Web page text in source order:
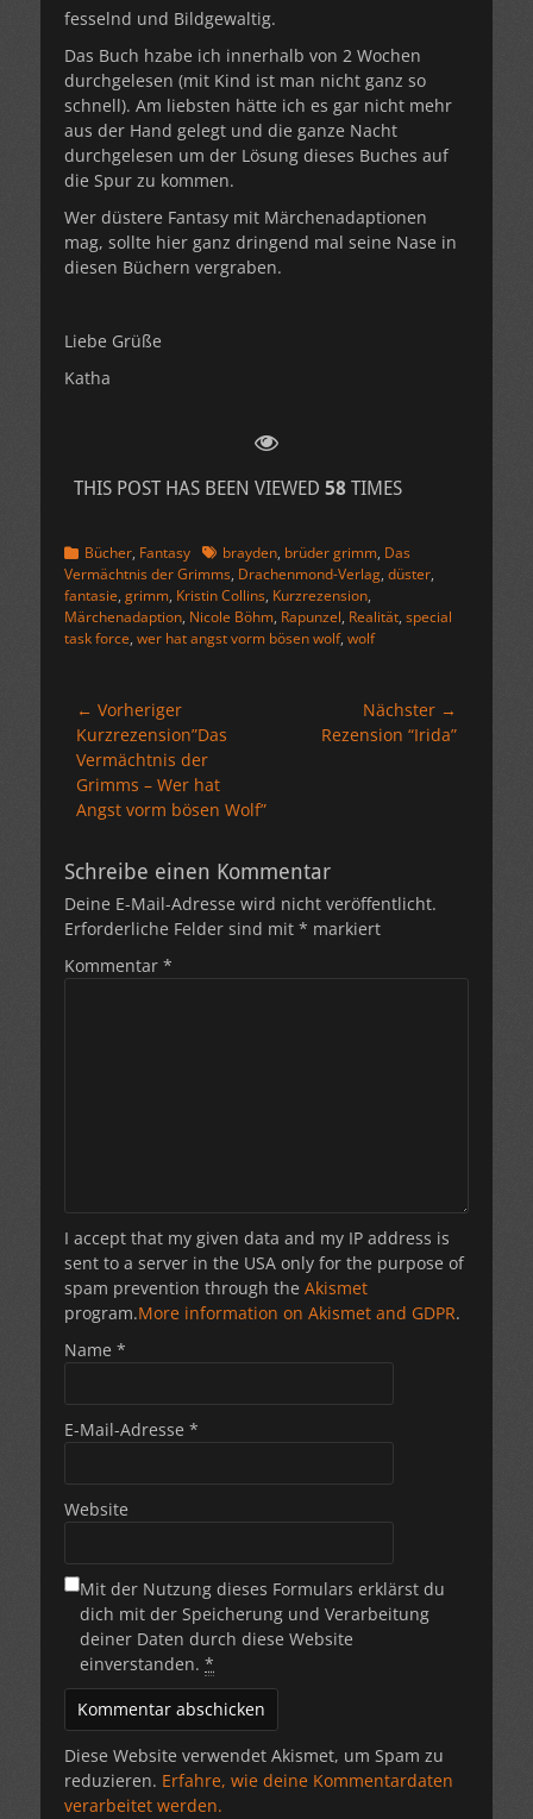
fesselnd und Bildgewaltig.
Das Buch hzabe ich innerhalb von 2 Wochen
durchgelesen (mit Kind ist man nicht ganz so
schnell). Am liebsten hätte ich es gar nicht mehr
aus der Hand gelegt und die ganze Nacht
durchgelesen um der Lösung dieses Buches auf
die Spur zu kommen.
Wer düstere Fantasy mit Märchenadaptionen
mag, sollte hier ganz dringend mal seine Nase in
diesen Büchern vergraben.
Liebe Grüße
Katha
THIS POST HAS BEEN VIEWED 58 TIMES
Kategorien
Bücher, Fantasy Schlagworte
brayden, brüder grimm, Das
Vermächtnis der Grimms, Drachenmond-Verlag, düster,
fantasie, grimm, Kristin Collins, Kurzrezension,
Märchenadaption, Nicole Böhm, Rapunzel, Realität, special
task force, wer hat angst vorm bösen wolf, wolf
Beitragsnavigation
← Vorheriger
Vorheriger
Beitrag:
Kurzrezension”Das
Vermächtnis der
Grimms – Wer hat
Angst vorm bösen Wolf”
Nächster →
NächsterRezension “Irida”
Schreibe einen Kommentar
Deine E-Mail-Adresse wird nicht veröffentlicht.
Erforderliche Felder sind mit * markiert
Kommentar *
I accept that my given data and my IP address is
sent to a server in the USA only for the purpose of
spam prevention through the Akismet
program.More information on Akismet and GDPR.
Name *
E-Mail-Adresse *
Website
Mit der Nutzung dieses Formulars erklärst du
dich mit der Speicherung und Verarbeitung
deiner Daten durch diese Website
einverstanden. *
Diese Website verwendet Akismet, um Spam zu
reduzieren. Erfahre, wie deine Kommentardaten
verarbeitet werden.